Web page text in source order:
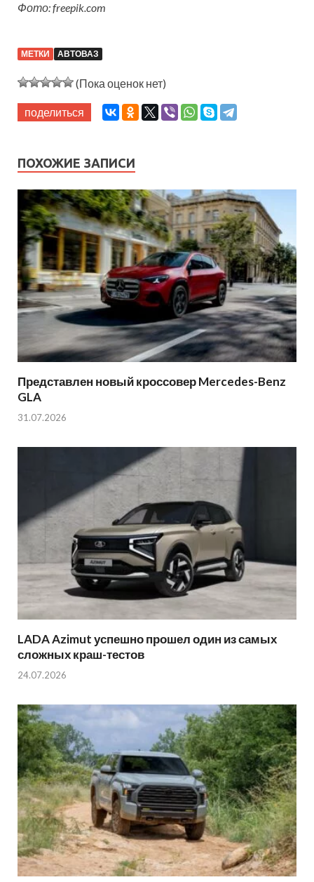
Фото: freepik.com
МЕТКИ АВТОВАЗ
(Пока оценок нет)
поделиться
ПОХОЖИЕ ЗАПИСИ
Представлен новый кроссовер Mercedes-Benz
GLA
31.07.2026
LADA Azimut успешно прошел один из самых
сложных краш-тестов
24.07.2026